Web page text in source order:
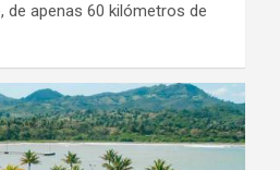
de apenas 60 kilómetros de